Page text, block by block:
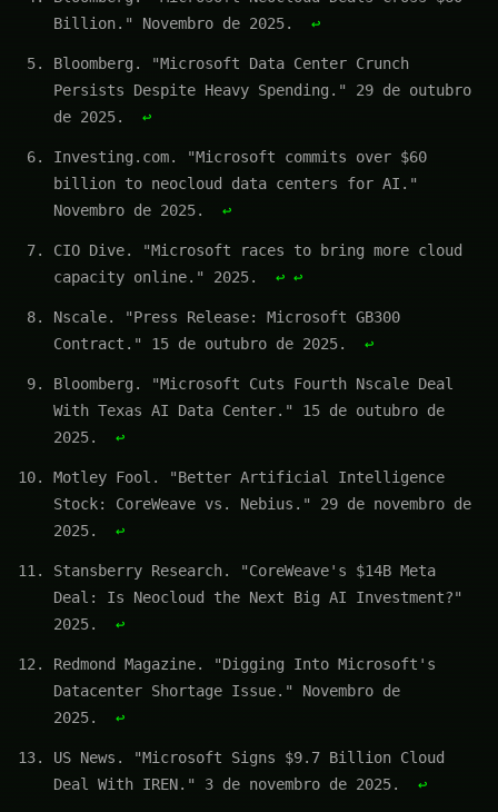
Billion." Novembro de 2025.
↩
Bloomberg. "Microsoft Data Center Crunch
Persists Despite Heavy Spending." 29 de outubro
de 2025.
↩
Investing.com. "Microsoft commits over $60
billion to neocloud data centers for AI."
Novembro de 2025.
↩
CIO Dive. "Microsoft races to bring more cloud
capacity online." 2025.
↩ ↩
Nscale. "Press Release: Microsoft GB300
Contract." 15 de outubro de 2025.
↩
Bloomberg. "Microsoft Cuts Fourth Nscale Deal
With Texas AI Data Center." 15 de outubro de
2025.
↩
Motley Fool. "Better Artificial Intelligence
Stock: CoreWeave vs. Nebius." 29 de novembro de
2025.
↩
Stansberry Research. "CoreWeave's $14B Meta
Deal: Is Neocloud the Next Big AI Investment?"
2025.
↩
Redmond Magazine. "Digging Into Microsoft's
Datacenter Shortage Issue." Novembro de
2025.
↩
US News. "Microsoft Signs $9.7 Billion Cloud
Deal With IREN." 3 de novembro de 2025.
↩